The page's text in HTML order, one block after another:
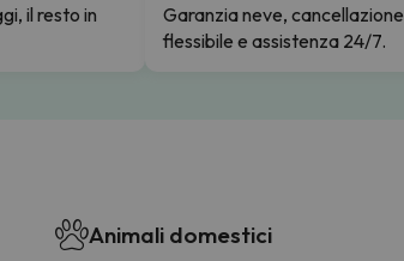
il resto in
Garanzia neve, cancellazione
flessibile e assistenza 24/7.
Animali domestici